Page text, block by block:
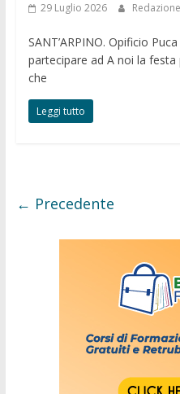
29 Luglio 2026
SANT’ARPINO. Opificio
partecipare ad A noi la
che
Leggi tutto
← Precedente